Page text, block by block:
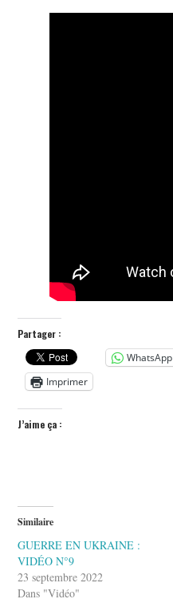
Partager :
WhatsApp
Imprimer
J’aime ça :
Similaire
GUERRE EN UKRAINE :
VIDÉO N°9
23 septembre 2022
Dans "Vidéo"